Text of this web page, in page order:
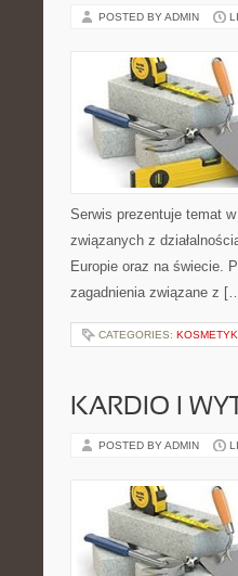
POSTED BY ADMIN
Serwis prezentuje temat
związanych z
Europie oraz na świecie.
zagadnienia związane z
CATEGORIES:
KARDIO I
POSTED BY ADMIN